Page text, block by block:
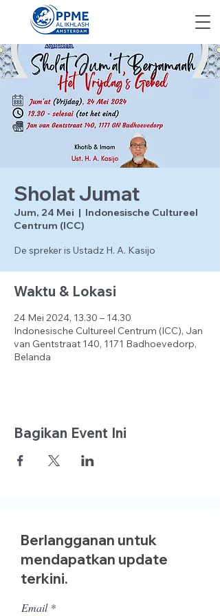
Sholat Jumat
Jum, 24 Mei
  |
Indonesische Cultureel
Centrum (ICC)
De spreker is Ustadz H. A. Kasijo
Waktu & Lokasi
24 Mei 2024, 13.30 – 14.30
Indonesische Cultureel Centrum (ICC), Jan
van Gentstraat 140, 1171 Badhoevedorp,
Belanda
Bagikan Event Ini
Berlangganan untuk
mendapatkan update
terkini.
Email